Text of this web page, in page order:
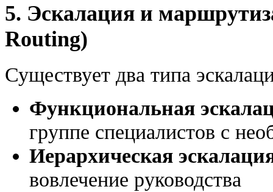
5. Эскалация и
Routing)
Существует два типа
Функциональная
группе специалистов с
Иерархическая
вовлечение руководства